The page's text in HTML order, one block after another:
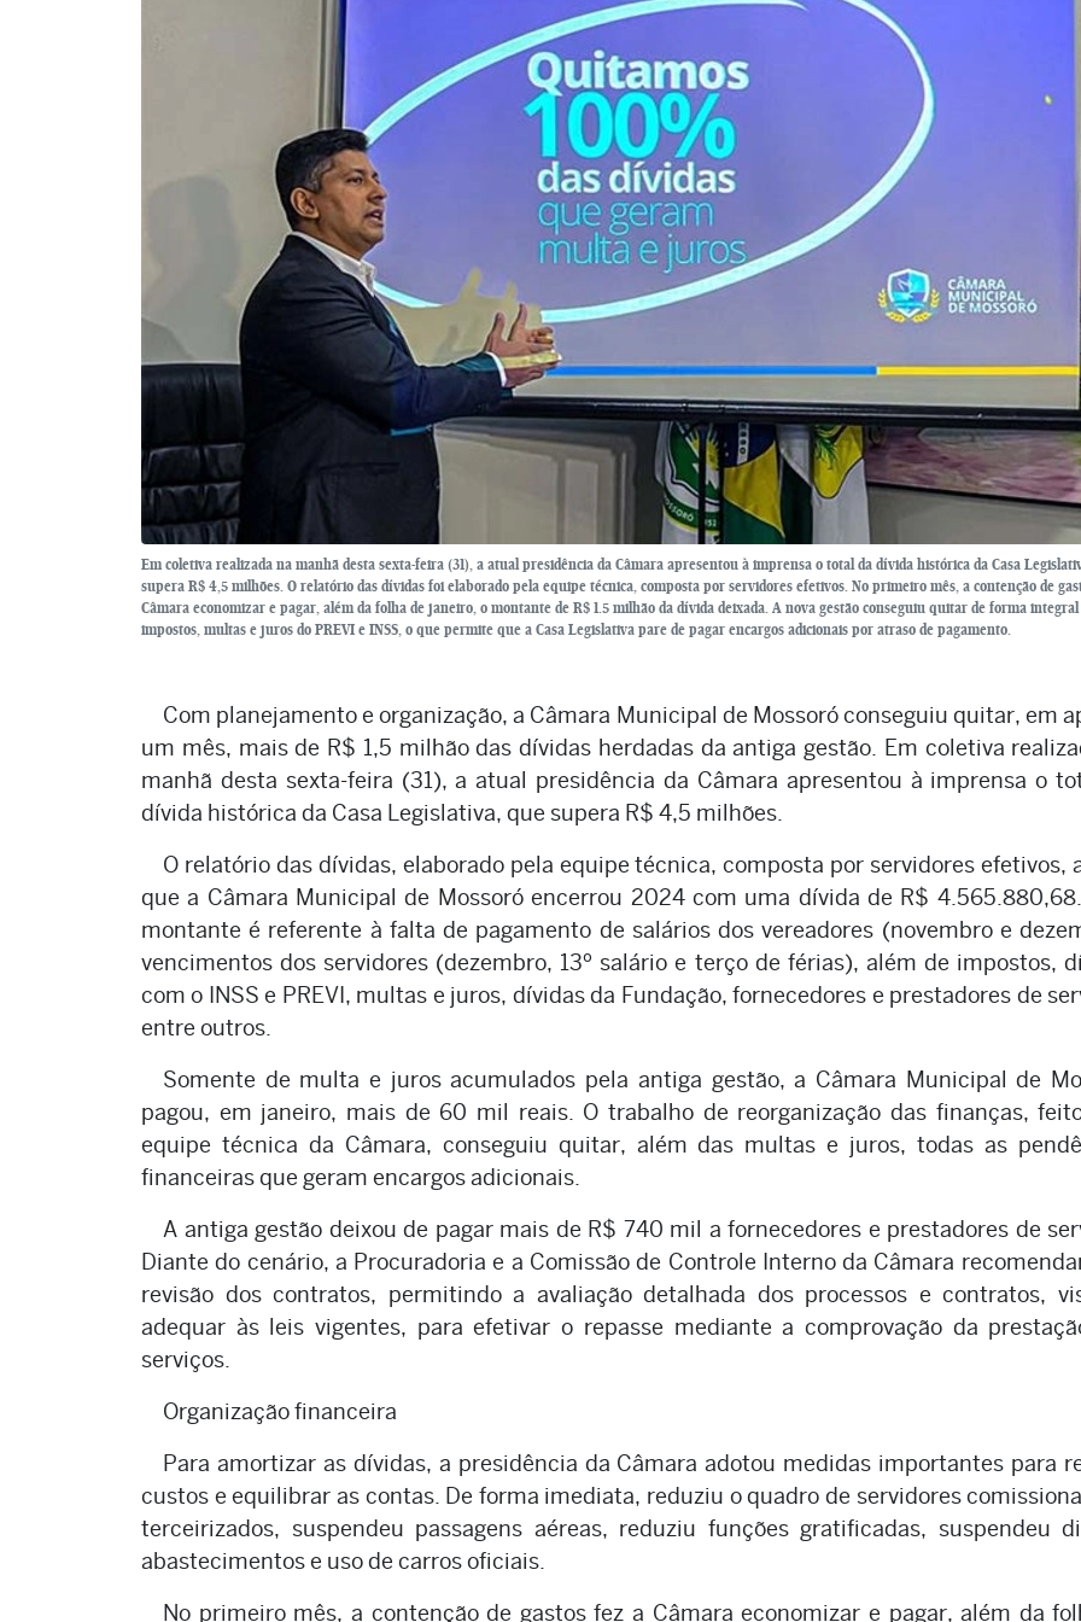
Em coletiva realizada na manhã desta sexta-feira (31), a atual presidência da Câmara apresentou à imprensa o total da dívida histórica da Casa
supera R$ 4,5 milhões. O relatório das dívidas foi elaborado pela equipe técnica, composta por servidores efetivos. No primeiro mês, a contenção de
Câmara economizar e pagar, além da folha de janeiro, o montante de R$ 1.5 milhão da dívida deixada. A nova gestão conseguiu quitar de forma integral
impostos, multas e juros do PREVI e INSS, o que permite que a Casa Legislativa pare de pagar encargos adicionais por atraso de pagamento.
Com planejamento e organização, a Câmara Municipal de Mossoró conseguiu quitar, em
um mês, mais de R$ 1,5 milhão das dívidas herdadas da antiga gestão. Em coletiva
manhã desta sexta-feira (31), a atual presidência da Câmara apresentou à imprensa o
dívida histórica da Casa Legislativa, que supera R$ 4,5 milhões.
O relatório das dívidas, elaborado pela equipe técnica, composta por servidores efetivos,
que a Câmara Municipal de Mossoró encerrou 2024 com uma dívida de R$
montante é referente à falta de pagamento de salários dos vereadores (novembro e
vencimentos dos servidores (dezembro, 13º salário e terço de férias), além de impostos,
com o INSS e PREVI, multas e juros, dívidas da Fundação, fornecedores e prestadores de
entre outros.
Somente de multa e juros acumulados pela antiga gestão, a Câmara Municipal de
pagou, em janeiro, mais de 60 mil reais. O trabalho de reorganização das finanças,
equipe técnica da Câmara, conseguiu quitar, além das multas e juros, todas as
financeiras que geram encargos adicionais.
A antiga gestão deixou de pagar mais de R$ 740 mil a fornecedores e prestadores de
Diante do cenário, a Procuradoria e a Comissão de Controle Interno da Câmara
revisão dos contratos, permitindo a avaliação detalhada dos processos e contratos,
adequar às leis vigentes, para efetivar o repasse mediante a comprovação da
serviços.
Organização financeira
Para amortizar as dívidas, a presidência da Câmara adotou medidas importantes para
custos e equilibrar as contas. De forma imediata, reduziu o quadro de servidores
terceirizados, suspendeu passagens aéreas, reduziu funções gratificadas, suspendeu
abastecimentos e uso de carros oficiais.
No primeiro mês, a contenção de gastos fez a Câmara economizar e pagar, além da